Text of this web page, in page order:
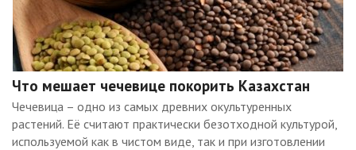
Что мешает чечевице покорить Казахстан
Чечевица – одно из самых древних окультуренных
растений. Её считают практически безотходной культурой,
используемой как в чистом виде, так и при изготовлении